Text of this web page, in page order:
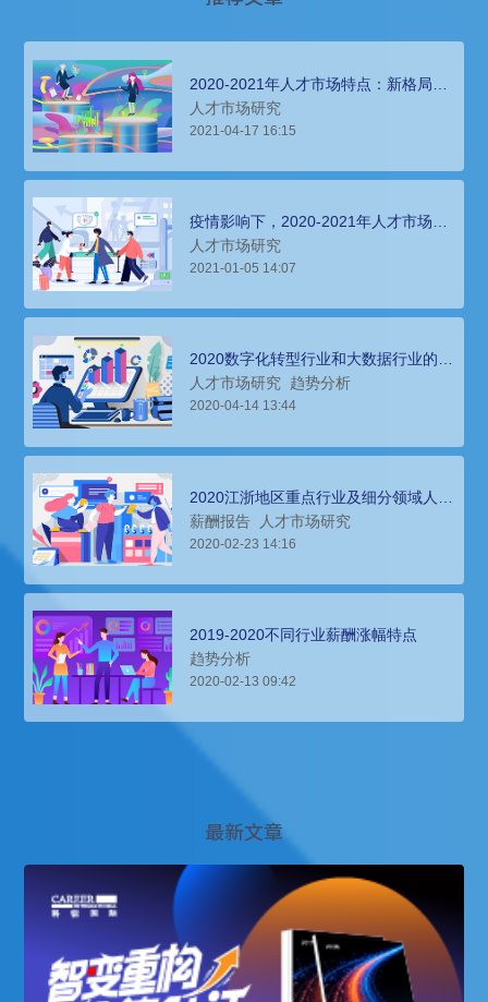
2020-2021年人才市场特点：新格局带
动新发展、新需求匹配新能力、新环境
加速新分化
人才市场研究
2021-04-17 16:15
疫情影响下，2020-2021年人才市场呈
现的显著特点
人才市场研究
2021-01-05 14:07
2020数字化转型行业和大数据行业的人
才需求和薪酬趋势分析
人才市场研究 趋势分析
2020-04-14 13:44
2020江浙地区重点行业及细分领域人才
薪酬报告
薪酬报告 人才市场研究
2020-02-23 14:16
2019-2020不同行业薪酬涨幅特点
趋势分析
2020-02-13 09:42
最新文章